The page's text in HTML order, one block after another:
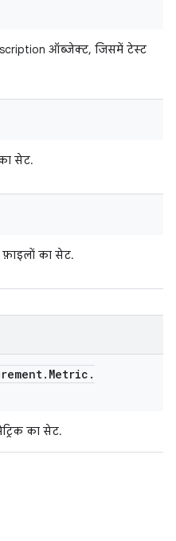
ऑब्जेक्ट, जिसमें टेस्ट
सेट.
फ़ाइलों का सेट.
. Metric .
का सेट.